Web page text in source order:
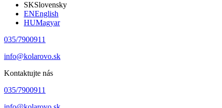
SKSlovensky
ENEnglish
HUMagyar
035/7900911
info@kolarovo.sk
Kontaktujte nás
035/7900911